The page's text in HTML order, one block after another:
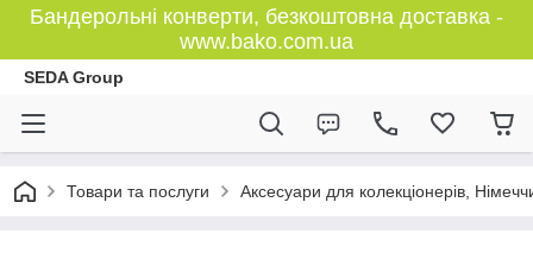
Бандерольні конверти, безкоштовна доставка -
www.bako.com.ua
SEDA Group
Товари та послуги Аксесуари для колекціонерів,